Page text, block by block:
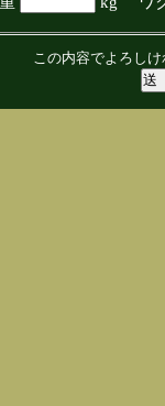
この内容でよろし